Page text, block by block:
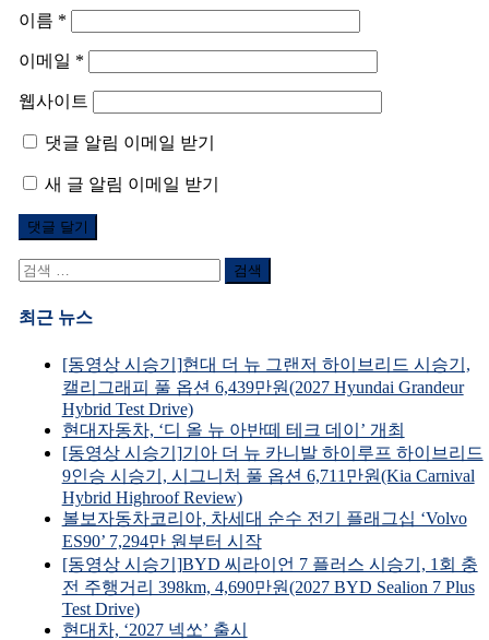
이름 *
이메일 *
웹사이트
댓글 알림 이메일 받기
새 글 알림 이메일 받기
검
어:
최근 뉴스
[동영상 시승기]현대 더 뉴 그랜저 하이브리드 시승기,
캘리그래피 풀 옵션 6,439만원(2027 Hyundai Grandeur
Hybrid Test Drive)
현대자동차, ‘디 올 뉴 아반떼 테크 데이’ 개최
[동영상 시승기]기아 더 뉴 카니발 하이루프 하이브리드
9인승 시승기, 시그니처 풀 옵션 6,711만원(Kia Carnival
Hybrid Highroof Review)
볼보자동차코리아, 차세대 순수 전기 플래그십 ‘Volvo
ES90’ 7,294만 원부터 시작
[동영상 시승기]BYD 씨라이언 7 플러스 시승기, 1회 충
전 주행거리 398km, 4,690만원(2027 BYD Sealion 7 Plus
Test Drive)
현대차, ‘2027 넥쏘’ 출시